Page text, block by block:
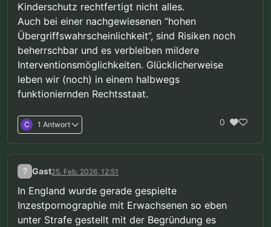
selbst zu machen.
Bei uns ist es doch fast das gleiche, mit der
Ausnahme dass wir unsere Sexualität nicht mit
echtenKindern ausleben können.
Und die allermeisten Pädos verstehen das oder
halten sich zumindest an die Gesetze die das zu
recht verbieten.
Kinderschutz rechtfertigt nicht alles.
Auch bei einer nachgewiesenen “hohen
Übergriffswahrscheinlichkeit”, sind Risiken noch
beherrschbar und es verbleiben mildere
Interventionsmöglichkeiten. Glücklicherweise
leben wir (noch) in einem halbwegs
funktioniernden Rechtsstaat.
C 1 Antwort 0
? Gast25. Feb. 2026, 12:51
In England wurde gerade gespielte
Inzestpornographie mit Erwachsenen so eben
unter Strafe gestellt mit der Begründung es